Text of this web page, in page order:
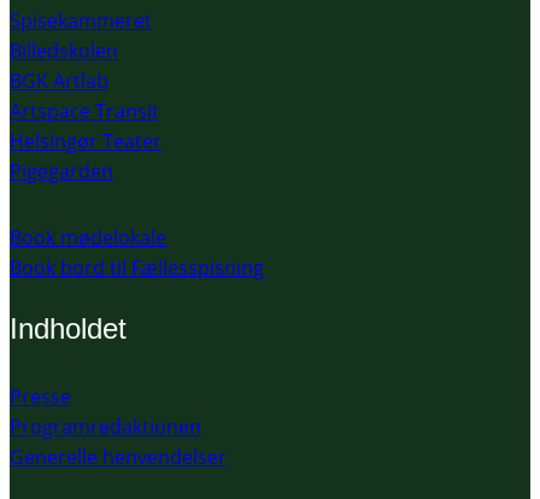
Spisekammeret
Billedskolen
BGK Artlab
Artspace Transit
Helsingør Teater
Pigegarden
Book mødelokale
Book bord til Fællesspisning
Indholdet
Presse
Programredaktionen
Generelle henvendelser